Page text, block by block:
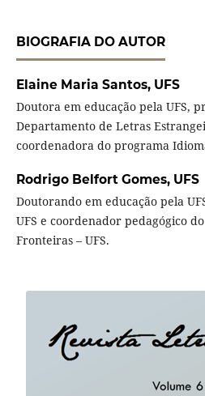
BIOGRAFIA DO AUTOR
Elaine Maria Santos, UFS
Doutora em educação pela UFS,
Departamento de Letras
coordenadora do programa
Rodrigo Belfort Gomes, UFS
Doutorando em educação pela
UFS e coordenador pedagógico
Fronteiras – UFS.